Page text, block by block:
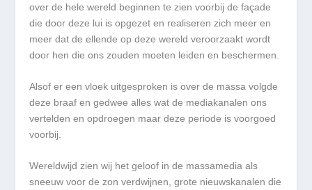
over de hele wereld beginnen te zien voorbij de façade
die door deze lui is opgezet en realiseren zich meer en
meer dat de ellende op deze wereld veroorzaakt wordt
door hen die ons zouden moeten leiden en beschermen.
Alsof er een vloek uitgesproken is over de massa volgde
deze braaf en gedwee alles wat de mediakanalen ons
vertelden en opdroegen maar deze periode is voorgoed
voorbij.
Wereldwijd zien wij het geloof in de massamedia als
sneeuw voor de zon verdwijnen, grote nieuwskanalen die